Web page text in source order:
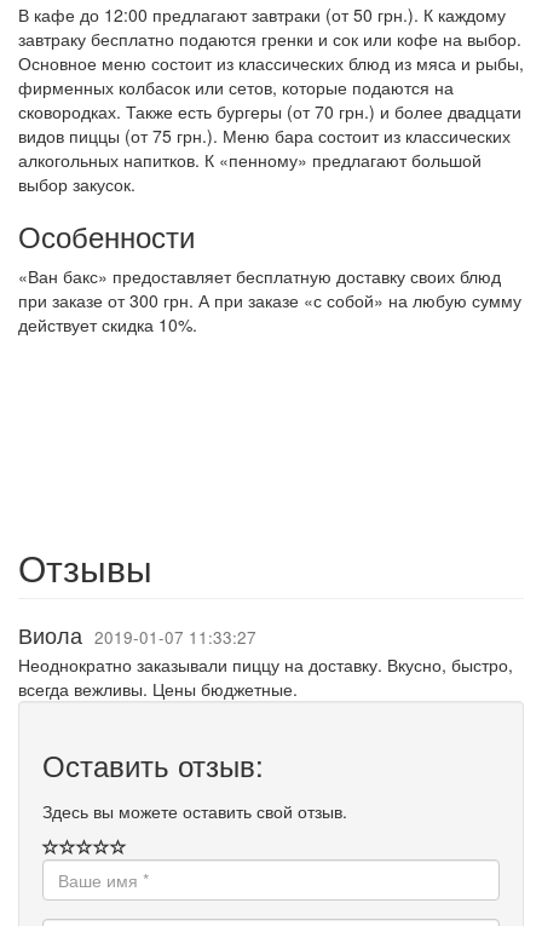
В кафе до 12:00 предлагают завтраки (от 50 грн.). К каждому
завтраку бесплатно подаются гренки и сок или кофе на выбор.
Основное меню состоит из классических блюд из мяса и рыбы,
фирменных колбасок или сетов, которые подаются на
сковородках. Также есть бургеры (от 70 грн.) и более двадцати
видов пиццы (от 75 грн.). Меню бара состоит из классических
алкогольных напитков. К «пенному» предлагают большой
выбор закусок.
Особенности
«Ван бакс» предоставляет бесплатную доставку своих блюд
при заказе от 300 грн. А при заказе «с собой» на любую сумму
действует скидка 10%.
Отзывы
Виола 2019-01-07 11:33:27
Неоднократно заказывали пиццу на доставку. Вкусно, быстро,
всегда вежливы. Цены бюджетные.
Оставить отзыв:
Здесь вы можете оставить свой отзыв.